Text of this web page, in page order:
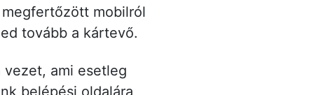
mobilról
tovább a kártevő.
ami esetleg
belépési oldalára